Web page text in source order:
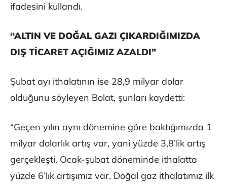
ifadesini kullandı.
“ALTIN VE DOĞAL GAZI ÇIKARDIĞIMIZDA
DIŞ TİCARET AÇIĞIMIZ AZALDI”
Şubat ayı ithalatının ise 28,9 milyar dolar
olduğunu söyleyen Bolat, şunları kaydetti:
“Geçen yılın aynı dönemine göre baktığımızda 1
milyar dolarlık artış var, yani yüzde 3,8’lik artış
gerçekleşti. Ocak-şubat döneminde ithalatta
yüzde 6’lık artışımız var. Doğal gaz ithalatımız ilk